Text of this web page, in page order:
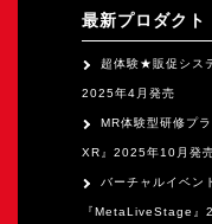
最新プロダクト
超体験★販促シス
2025年4月発売
MR体験型研修プ
XR』2025年10月発
バーチャルイベン
『MetaLiveStage』